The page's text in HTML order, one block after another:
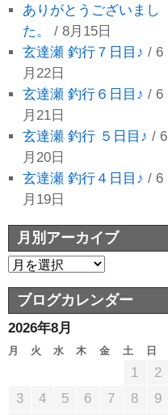
ありがとうございまし
た。
/ 8月15日
玄達瀬 釣行７日目♪ / 6
月22日
玄達瀬 釣行６日目♪ / 6
月21日
玄達瀬 釣行 ５日目♪ / 6
月20日
玄達瀬 釣行４日目♪ / 6
月19日
月別アーカイブ
ブログカレンダー
2026年8月
月 火 水 木 金 土 日
1
2
3
4 5 6 7 8
9